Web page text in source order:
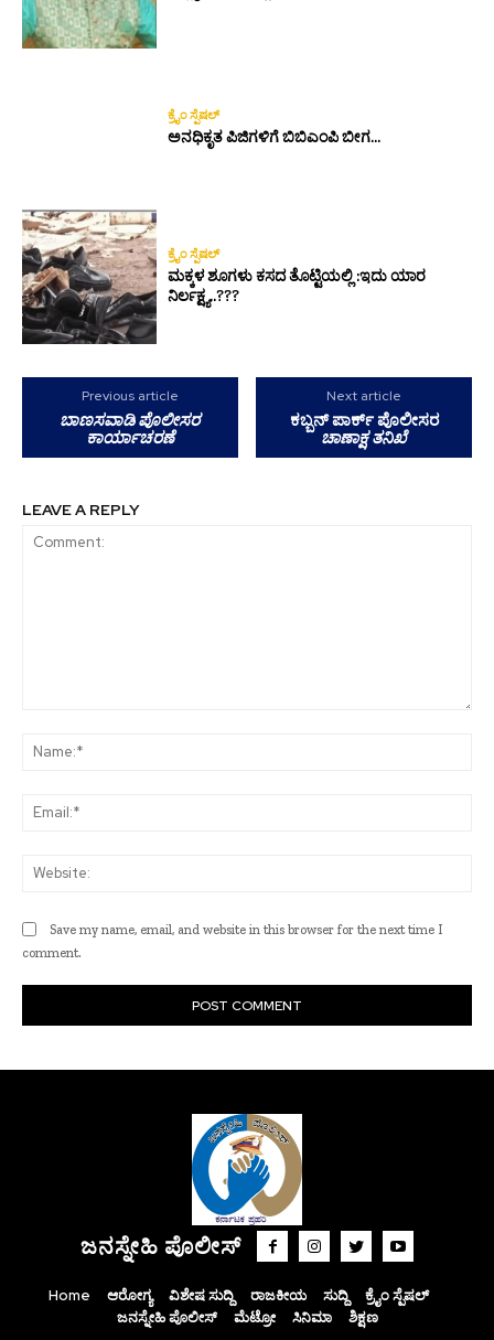
ಕ್ರೈಂ ಸ್ಪೆಷಲ್
ಅನಧಿಕೃತ ಪಿಜಿಗಳಿಗೆ ಬಿಬಿಎಂಪಿ ಬೀಗ…
ಕ್ರೈಂ ಸ್ಪೆಷಲ್
ಮಕ್ಕಳ ಶೂಗಳು ಕಸದ ತೊಟ್ಟಿಯಲ್ಲಿ :ಇದು ಯಾರ
ನಿರ್ಲಕ್ಷ್ಯ..???
Previous article
ಬಾಣಸವಾಡಿ ಪೊಲೀಸರ
ಕಾರ್ಯಾಚರಣೆ
Next article
ಕಬ್ಬನ್ ಪಾರ್ಕ್ ಪೊಲೀಸರ
ಚಾಣಾಕ್ಷ ತನಿಖೆ
LEAVE A REPLY
Save my name, email, and website in this browser for the next time I
comment.
ಜನಸ್ನೇಹಿ ಪೊಲೀಸ್
Home ಆರೋಗ್ಯ ವಿಶೇಷ ಸುದ್ದಿ ರಾಜಕೀಯ ಸುದ್ದಿ
ಕ್ರೈಂ ಸ್ಪೆಷಲ್
ಜನಸ್ನೇಹಿ ಪೊಲೀಸ್
ಮೆಟ್ರೋ ಸಿನಿಮಾ ಶಿಕ್ಷಣ